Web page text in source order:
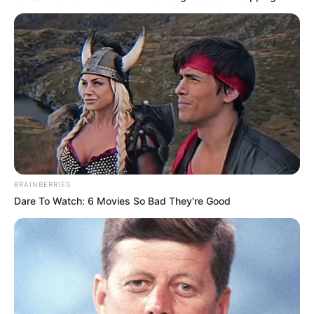
TEMAS RELACIONADOS
ESTAFA ESTAFAS POR INTERNET
ESTAFADORES
ARTISTAS
IBAGUÉ
COMPRA DE VIVIENDA
SECRETARÍA DE CULTURA DE IBAGUÉ
FRAUDE
MANTÉNGASE EN ALERTA
interesan. Para estar bien informado, por
ACTIVAR AHORA
BRAINBERRIES
Dare To Watch: 6 Movies So Bad They're Good